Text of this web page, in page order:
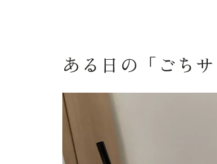
ある日の「ごちサ